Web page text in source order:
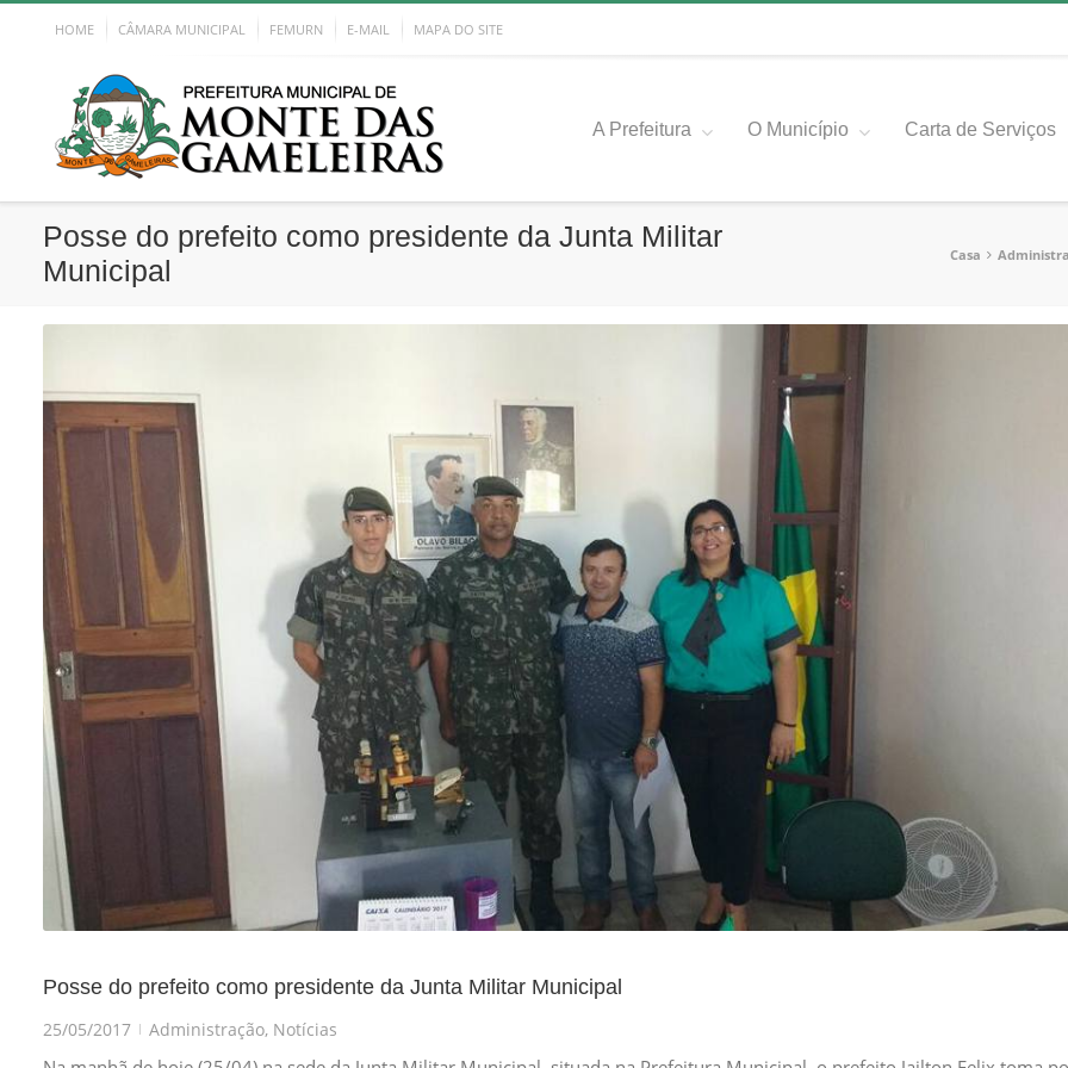
HOME CÂMARA MUNICIPAL FEMURN E-MAIL MAPA DO SITE
A Prefeitura O Município Carta de Serviços
Posse do prefeito como presidente da Junta Militar
Municipal
Casa
Posse do prefeito como presidente da Junta Militar Municipal
25/05/2017 | Administração, Notícias